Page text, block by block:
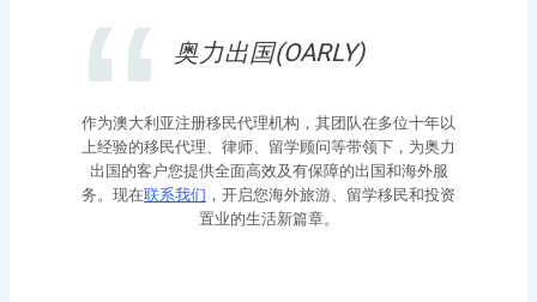
奥力出国(OARLY)
作为澳大利亚注册移民代理机构，其团队在多位十年以
上经验的移民代理、律师、留学顾问等带领下，为奥力
出国的客户您提供全面高效及有保障的出国和海外服
务。现在联系我们 ，开启您海外旅游、留学移民和投资
置业的生活新篇章。